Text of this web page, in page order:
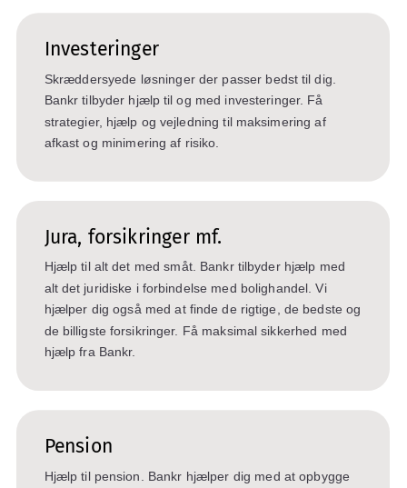
Investeringer
Skræddersyede løsninger der passer bedst til dig.
Bankr tilbyder hjælp til og med investeringer. Få
strategier, hjælp og vejledning til maksimering af
afkast og minimering af risiko.
Jura, forsikringer mf.
Hjælp til alt det med småt. Bankr tilbyder hjælp med
alt det juridiske i forbindelse med bolighandel. Vi
hjælper dig også med at finde de rigtige, de bedste og
de billigste forsikringer. Få maksimal sikkerhed med
hjælp fra Bankr.
Pension
Hjælp til pension. Bankr hjælper dig med at opbygge